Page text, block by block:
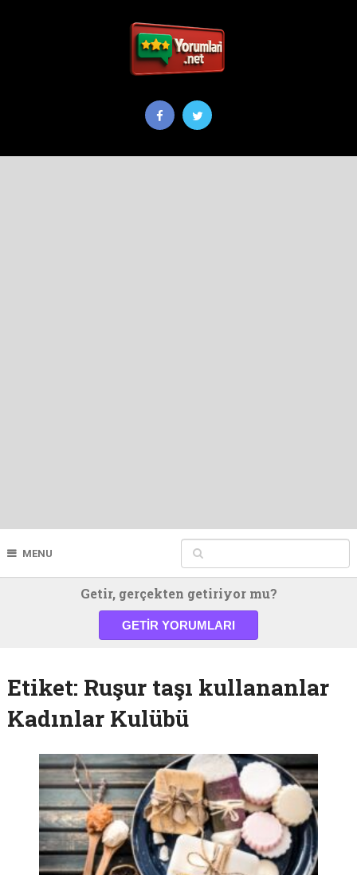
MENU
Getir, gerçekten getiriyor mu?
GETIR YORUMLARI
Etiket: Ruşur taşı kullananlar
Kadınlar Kulübü